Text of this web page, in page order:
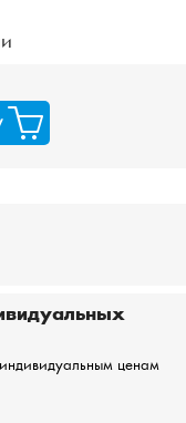
индивидуальным ценам